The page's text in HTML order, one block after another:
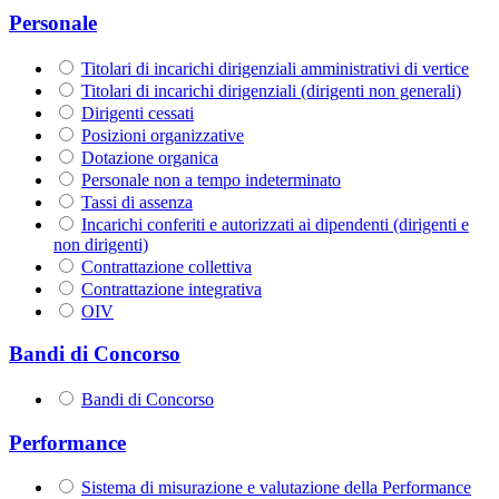
Personale
Titolari di incarichi dirigenziali amministrativi di vertice
Titolari di incarichi dirigenziali (dirigenti non generali)
Dirigenti cessati
Posizioni organizzative
Dotazione organica
Personale non a tempo indeterminato
Tassi di assenza
Incarichi conferiti e autorizzati ai dipendenti (dirigenti e
non dirigenti)
Contrattazione collettiva
Contrattazione integrativa
OIV
Bandi di Concorso
Bandi di Concorso
Performance
Sistema di misurazione e valutazione della Performance